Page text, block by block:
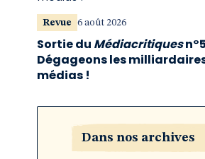
Revue 6 août 2026
Sortie du Médiacritiques
Dégageons les
médias !
Dans nos archives